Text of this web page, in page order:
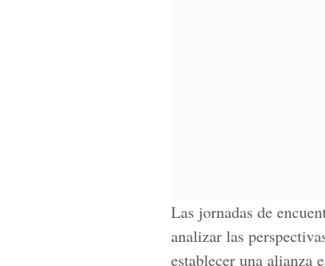
Las jornadas de
analizar las
establecer una alianza